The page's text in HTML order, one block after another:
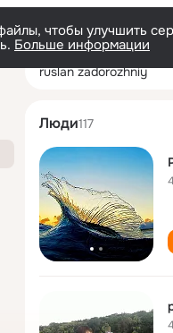
чтобы улучшить
Больше информации
ruslan
Люди117